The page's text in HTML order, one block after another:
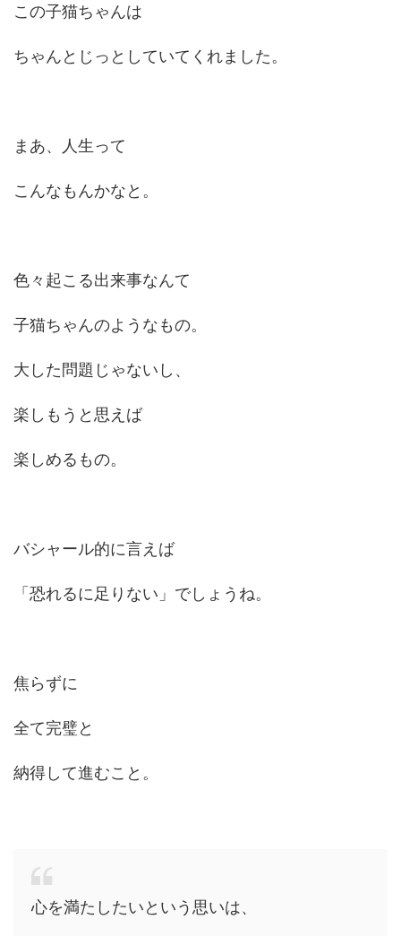
この子猫ちゃんは
ちゃんとじっとしていてくれました。
まあ、人生って
こんなもんかなと。
色々起こる出来事なんて
子猫ちゃんのようなもの。
大した問題じゃないし、
楽しもうと思えば
楽しめるもの。
バシャール的に言えば
「恐れるに足りない」でしょうね。
焦らずに
全て完璧と
納得して進むこと。
心を満たしたいという思いは、